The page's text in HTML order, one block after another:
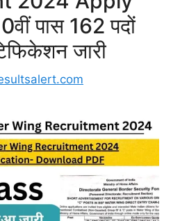
पास 162 पदों
जारी